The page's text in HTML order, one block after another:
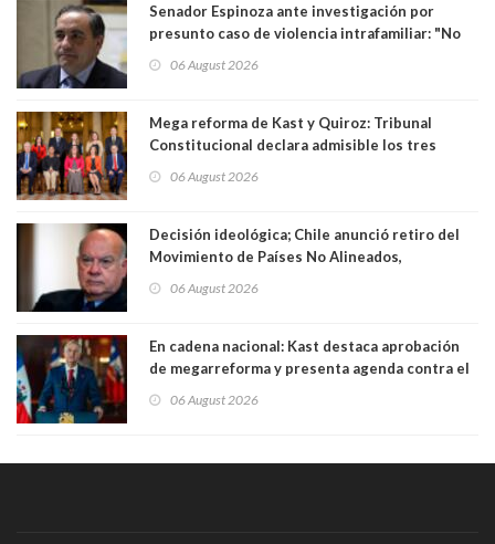
Senador Espinoza ante investigación por
presunto caso de violencia intrafamiliar: "No
antecedentes a Tribunal Supremo
06 August 2026
Mega reforma de Kast y Quiroz: Tribunal
Constitucional declara admisible los tres
06 August 2026
Decisión ideológica; Chile anunció retiro del
Movimiento de Países No Alineados,
1971. Excanciller Insulza lamentó decisión
06 August 2026
En cadena nacional: Kast destaca aprobación
de megarreforma y presenta agenda contra el
06 August 2026